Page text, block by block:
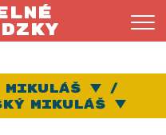
Mikuláš